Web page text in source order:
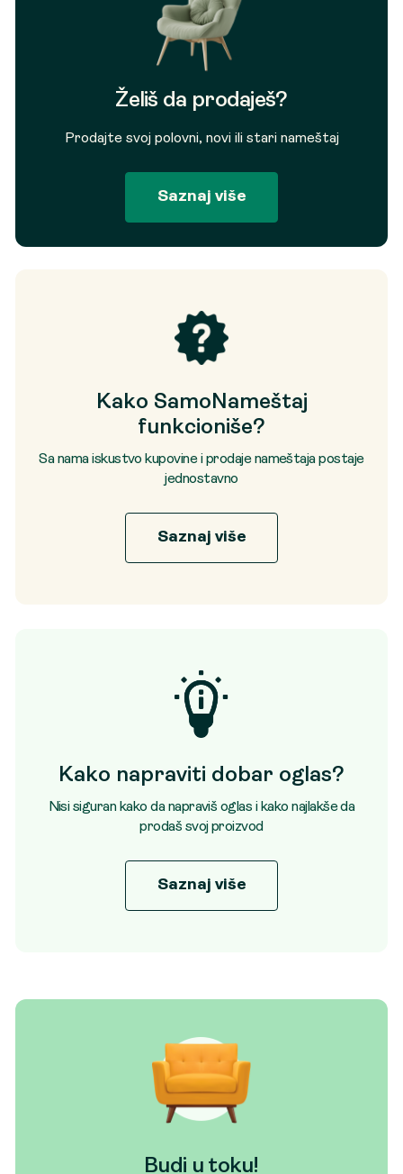
Želiš da prodaješ?
Prodajte svoj polovni, novi ili stari nameštaj
Saznaj više
Kako SamoNameštaj
funkcioniše?
Sa nama iskustvo kupovine i prodaje nameštaja postaje
jednostavno
Saznaj više
Kako napraviti dobar oglas?
Nisi siguran kako da napraviš oglas i kako najlakše da
prodaš svoj proizvod
Saznaj više
Budi u toku!